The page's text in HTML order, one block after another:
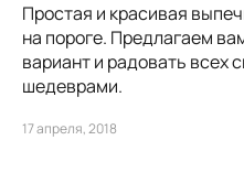
Простая и красивая
на пороге. Предлагаем
вариант и радовать всех
шедеврами.
17 апреля, 2018